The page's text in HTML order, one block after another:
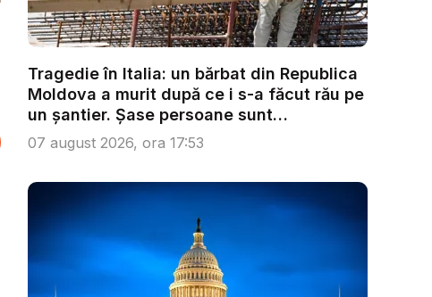
Tragedie în Italia: un bărbat din Republica
Moldova a murit după ce i s-a făcut rău pe
un șantier. Șase persoane sunt
anchetate...
07 august 2026, ora 17:53